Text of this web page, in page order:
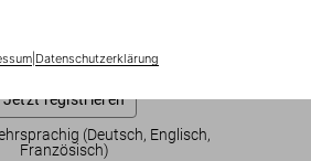
| Datenschutzerklärung
damit wir Sie informieren können.
Jetzt registrieren
(Deutsch, Englisch,
Französisch)